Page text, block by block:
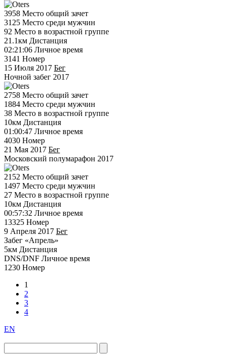
3958 Место общий зачет
3125 Место среди мужчин
92 Место в возрастной группе
21.1км Дистанция
02:21:06 Личное время
3141 Номер
15 Июля 2017 Бег
Ночной забег 2017
2758 Место общий зачет
1884 Место среди мужчин
38 Место в возрастной группе
10км Дистанция
01:00:47 Личное время
4030 Номер
21 Мая 2017 Бег
Московский полумарафон 2017
2152 Место общий зачет
1497 Место среди мужчин
27 Место в возрастной группе
10км Дистанция
00:57:32 Личное время
13325 Номер
9 Апреля 2017 Бег
Забег «Апрель»
5км Дистанция
DNS/DNF Личное время
1230 Номер
1
2
3
4
EN